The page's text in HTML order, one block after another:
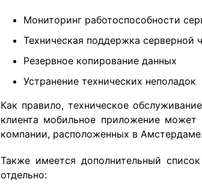
Мониторинг работоспособности
Техническая поддержка серверной
Резервное копирование данных
Устранение технических неполадок
Как правило, техническое
клиента мобильное приложение
компании, расположенных в Амстердаме.
Также имеется дополнительный
отдельно: